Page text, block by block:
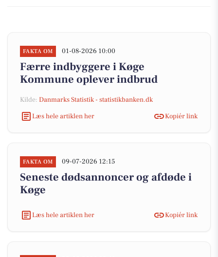
FAKTA OM 01-08-2026 10:00
Færre indbyggere i Køge
Kommune oplever indbrud
Kilde: Danmarks Statistik - statistikbanken.dk
Læs hele artiklen her
Kopiér link
FAKTA OM 09-07-2026 12:15
Seneste dødsannoncer og afdøde i
Køge
Læs hele artiklen her Kopiér link